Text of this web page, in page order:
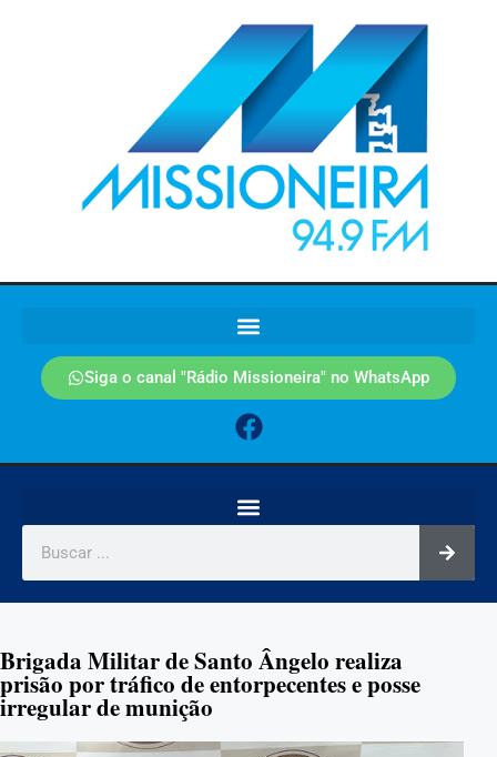
Siga o canal "Rádio Missioneira" no WhatsApp
Brigada Militar de Santo Ângelo realiza
prisão por tráfico de entorpecentes e posse
irregular de munição